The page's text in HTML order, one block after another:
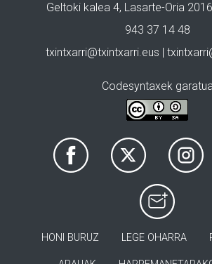
Geltoki kalea 4, Lasarte-Oria
943 37 14 48
txintxarri@txintxarri.eus |
Codesyntaxek
HONI BURUZ LEGE OHARRA